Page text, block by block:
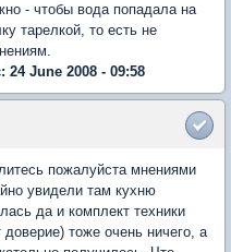
- чтобы вода попадала на
тарелкой, то есть не
June 2008 - 09:58
пожалуйста мнениями
увидели там кухню
да и комплект техники
тоже очень ничего, а